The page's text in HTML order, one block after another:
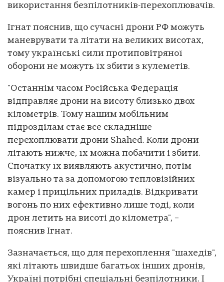
використання безпілотників-перехоплювачів.
Ігнат пояснив, що сучасні дрони РФ можуть
маневрувати та літати на великих висотах,
тому українські сили протиповітряної
оборони не можуть їх збити з кулеметів.
"Останнім часом Російська Федерація
відправляє дрони на висоту близько двох
кілометрів. Тому нашим мобільним
підрозділам стає все складніше
перехоплювати дрони Shahed. Коли дрони
літають нижче, їх можна побачити і збити.
Спочатку їх виявляють акустично, потім
візуально та за допомогою тепловізійних
камер і прицільних приладів. Відкривати
вогонь по них ефективно лише тоді, коли
дрон летить на висоті до кілометра", –
пояснив Ігнат.
Зазначається, що для перехоплення "шахедів",
які літають швидше багатьох інших дронів,
Україні потрібні спеціальні безпілотники. І